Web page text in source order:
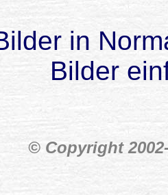
in
Bilder
© Copyright